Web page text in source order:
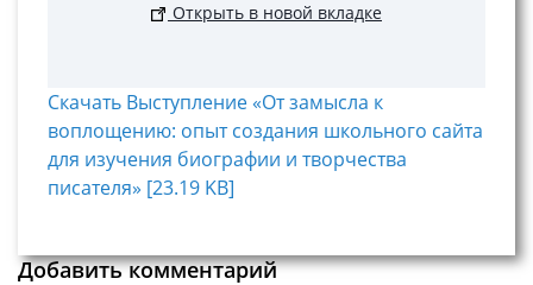
Открыть в новой вкладке
Скачать Выступление «От замысла к
воплощению: опыт создания школьного сайта
для изучения биографии и творчества
писателя» [23.19 KB]
Добавить комментарий